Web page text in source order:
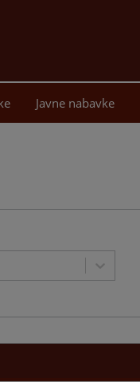
Javne nabavke